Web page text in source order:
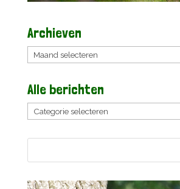
Archieven
Archieven
Alle berichten
Alle